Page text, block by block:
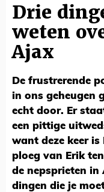
Drie
weten
Ajax
De frustrerende
in ons geheugen
echt door. Er
een pittige
want deze keer is
ploeg van Erik
de nepsprieten in
dingen die je